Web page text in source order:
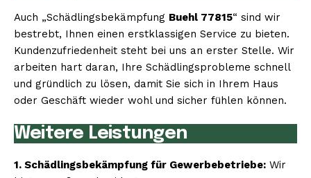
Auch „Schädlingsbekämpfung Buehl 77815“ sind wir
bestrebt, Ihnen einen erstklassigen Service zu bieten.
Kundenzufriedenheit steht bei uns an erster Stelle. Wir
arbeiten hart daran, Ihre Schädlingsprobleme schnell
und gründlich zu lösen, damit Sie sich in Ihrem Haus
oder Geschäft wieder wohl und sicher fühlen können.
Weitere Leistungen
1. Schädlingsbekämpfung für Gewerbebetriebe: Wir